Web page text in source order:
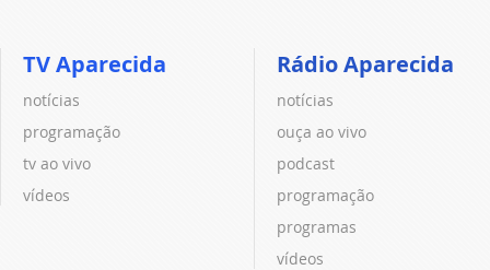
TV Aparecida
notícias
programação
tv ao vivo
vídeos
Rádio Aparecida
notícias
ouça ao vivo
podcast
programação
programas
vídeos